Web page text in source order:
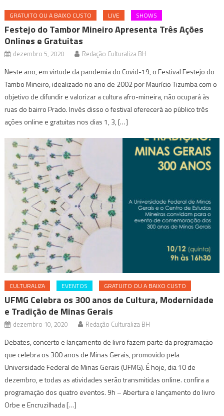
GRATUITO OU A BAIXO CUSTO LIVE SHOWS
Festejo do Tambor Mineiro Apresenta Três Ações
Onlines e Gratuitas
dezembro 5, 2020 Redação Culturaliza BH
Neste ano, em virtude da pandemia do Covid-19, o Festival Festejo do
Tambo Mineiro, idealizado no ano de 2002 por Maurício Tizumba com o
objetivo de difundir e valorizar a cultura afro-mineira, não ocupará às
ruas do bairro Prado. Invés disso o festival oferecerá ao público três
ações online e gratuitas nos dias 1, 3, […]
CULTURALIZA EVENTOS GRATUITO OU A BAIXO CUSTO
UFMG Celebra os 300 anos de Cultura, Modernidade
e Tradição de Minas Gerais
dezembro 10, 2020 Redação Culturaliza BH
Debates, concerto e lançamento de livro fazem parte da programação
que celebra os 300 anos de Minas Gerais, promovido pela
Universidade Federal de Minas Gerais (UFMG). É hoje, dia 10 de
dezembro, e todas as atividades serão transmitidas online. confira a
programação dos quatro eventos. 9h – Abertura e lançamento do livro
Orbe e Encruzilhada […]